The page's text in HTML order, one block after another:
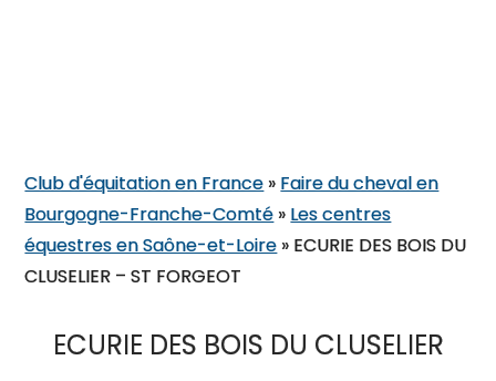
Club d'équitation en France » Faire du cheval en
Bourgogne-Franche-Comté » Les centres
équestres en Saône-et-Loire » ECURIE DES BOIS DU
CLUSELIER – ST FORGEOT
ECURIE DES BOIS DU CLUSELIER